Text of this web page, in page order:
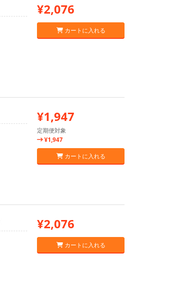
¥2,076
カートに入れる
¥1,947
定期便対象
¥1,947
カートに入れる
¥2,076
カートに入れる